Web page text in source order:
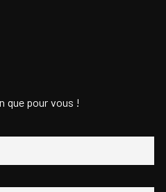
que pour vous !